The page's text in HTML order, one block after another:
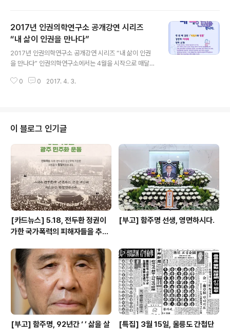
2017년 인권의학연구소 공개강연 시리즈
“내 삶이 인권을 만나다”
2017년 인권의학연구소 공개강연 시리즈 “내 삶이 인권
을 만나다” 인권의학연구소에서는 4월을 시작으로 매달
4월 26일에 열리는 첫 번째 강좌는 "4.16 세월호 참사 특
연자: 이석태 장소: 서울 NPO 지원센터 교육장1 “주다” 일
시: 2017년 4월26일 오후 7시 비용: 무료 등록 : 전화 또
는 이메일 신청 (등록 시, 성함, 연락처 필수 기재) 문의 : 인
권의학연구소 02-711-7588, imhrc@naver.com (선
착순 40명) 연자 소개: 이석태 변호사는 1985년..
0 0 2017. 4. 3.
이 블로그 인기글
[카드뉴스] 5.18, 전두환 정권이
가한 국가폭력의 피해자들을 추념
[부고] 함주명 선생, 영면하시다.
[부고] 함주명, 92년간 ‘ ’ 삶을 살
[특집] 3월 15일, 울릉도 간첩단